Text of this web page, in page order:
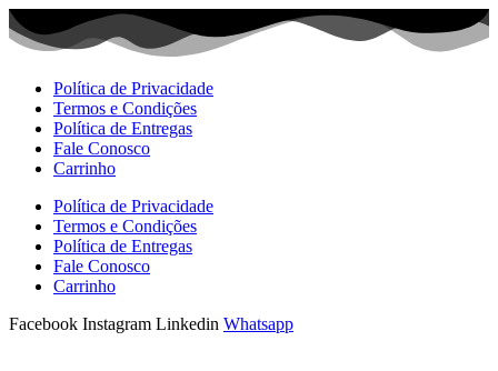
Ir
para
Política de Privacidade
Termos e Condições
Política de Entregas
Fale Conosco
Carrinho
Política de Privacidade
Termos e Condições
Política de Entregas
Fale Conosco
Carrinho
Facebook Instagram Linkedin Whatsapp